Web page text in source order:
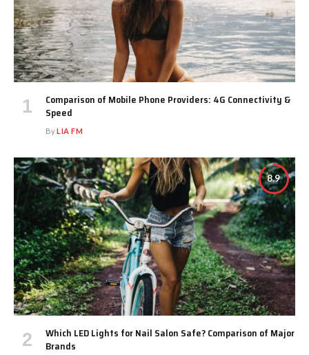
Comparison of Mobile Phone Providers: 4G Connectivity &
Speed
ByLIA FM
8.9
Which LED Lights for Nail Salon Safe? Comparison of Major
Brands